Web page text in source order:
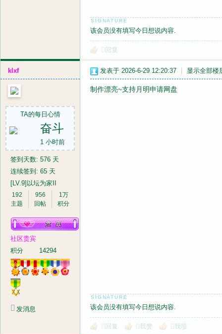
该会员没有填写今日想说内容.
回复
klxf
TA的每日心情
奋斗
1 小时前
签到天数: 576 天
连续签到: 65 天
[LV.9]以坛为家II
192
主题
956
回帖
1万
积分
社区贵宾
积分
14294
发消息
发表于 2026-6-29 12:20:37 显示全部楼
制作漂亮~支持月明申请网盘
该会员没有填写今日想说内容.
回复 我赞 我喷